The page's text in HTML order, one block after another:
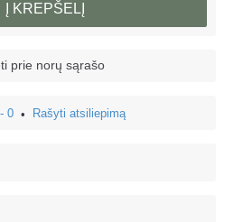
Į KREPŠELĮ
prie norų sąrašo
0 • Rašyti atsiliepimą